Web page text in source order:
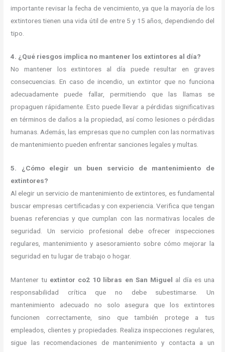
importante revisar la fecha de vencimiento, ya que la mayoría de los
extintores tienen una vida útil de entre 5 y 15 años, dependiendo del
tipo.
4. ¿Qué riesgos implica no mantener los extintores al día?
No mantener los extintores al día puede resultar en graves
consecuencias. En caso de incendio, un extintor que no funciona
adecuadamente puede fallar, permitiendo que las llamas se
propaguen rápidamente. Esto puede llevar a pérdidas significativas
en términos de daños a la propiedad, así como lesiones o pérdidas
humanas. Además, las empresas que no cumplen con las normativas
de mantenimiento pueden enfrentar sanciones legales y multas.
5. ¿Cómo elegir un buen servicio de mantenimiento de
extintores?
Al elegir un servicio de mantenimiento de extintores, es fundamental
buscar empresas certificadas y con experiencia. Verifica que tengan
buenas referencias y que cumplan con las normativas locales de
seguridad. Un servicio profesional debe ofrecer inspecciones
regulares, mantenimiento y asesoramiento sobre cómo mejorar la
seguridad en tu lugar de trabajo o hogar.
Mantener tu extintor co2 10 libras en San Miguel al día es una
responsabilidad crítica que no debe subestimarse. Un
mantenimiento adecuado no solo asegura que los extintores
funcionen correctamente, sino que también protege a tus
empleados, clientes y propiedades. Realiza inspecciones regulares,
sigue las recomendaciones de mantenimiento y contacta a un